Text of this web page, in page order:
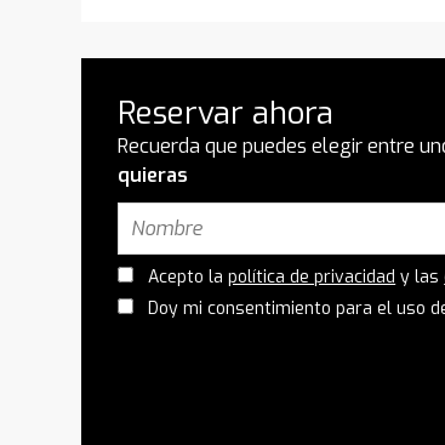
Reservar ahora
Recuerda que puedes elegir entre
quieras
Acepto lapolítica de privacidad y las
Doy mi consentimiento para el uso